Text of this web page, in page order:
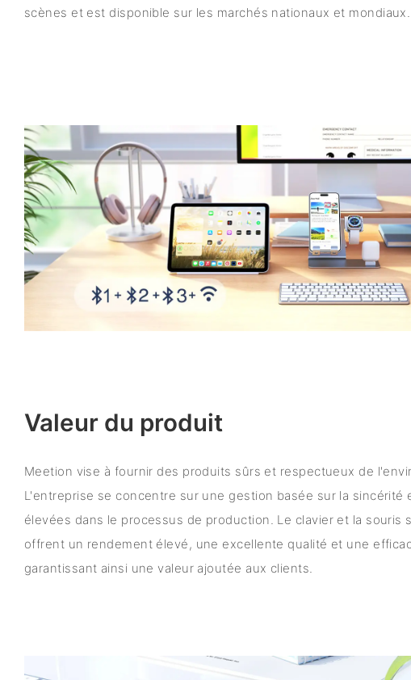
scènes et est disponible sur les marchés nationaux et mondiaux.
Valeur du produit
Meetion vise à fournir des produits sûrs et respectueux de
L'entreprise se concentre sur une gestion basée sur la sincérité
élevées dans le processus de production. Le clavier et la souris
offrent un rendement élevé, une excellente qualité et une
garantissant ainsi une valeur ajoutée aux clients.